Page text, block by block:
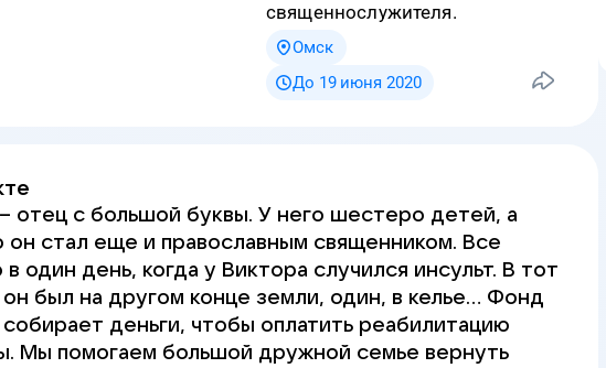
священнослужителя.
Омск
До 19 июня 2020
отец с большой буквы. У него шестеро детей, а
он стал еще и православным священником. Все
в один день, когда у Виктора случился инсульт. В тот
был на другом конце земли, один, в келье… Фонд
деньги, чтобы оплатить реабилитацию
Мы помогаем большой дружной семье вернуть